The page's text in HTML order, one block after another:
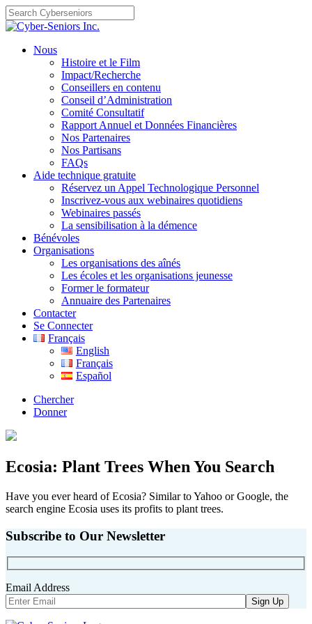
Skip
to
content
Nous
Histoire et le Film
Impact/Recherche
Conseillers en contenu
Conseil d’Administration
Comité Consultatif
Rapport Annuel et Données Financières
Nos Partenaires
Nos Partisans
FAQs
Aide technique gratuite
Réservez un Appel Technologique Personnel
Inscrivez-vous aux webinaires quotidiens
Webinaires passés
La sensibilisation à la démence
Bénévoles
Organisations
Les organisations des aînés
Les écoles et les organisations jeunesse
Former le formateur
Annuaire des Partenaires
Contacter
Se Connecter
Français
English
Français
Español
Chercher
Donner
Ecosia: Plant Trees When You Search
Have you ever heard of Ecosia? Similar to Yahoo or Google, the
search engine Ecosia uses its profits to plant trees.
Subscribe to Our Newsletter
Email Address